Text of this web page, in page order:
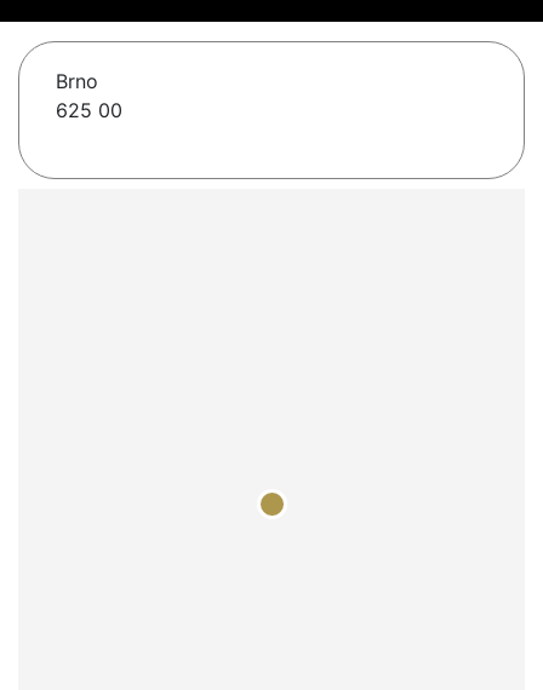
Brno
625 00